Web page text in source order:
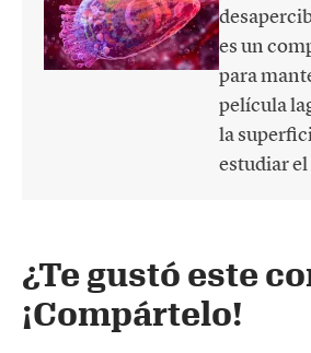
es un
para
película
la
estudiar
¿Te gustó este
¡Compártelo!